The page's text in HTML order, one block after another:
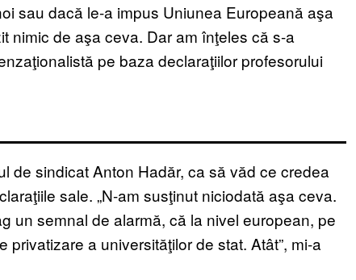
sau dacă le-a impus Uniunea Europeană aşa
nimic de aşa ceva. Dar am înţeles că s-a
pe baza declaraţiilor profesorului
de sindicat Anton Hadăr, ca să văd ce credea
sale. „N-am susţinut niciodată aşa ceva.
un semnal de alarmă, că la nivel european, pe
a universităţilor de stat. Atât”, mi-a